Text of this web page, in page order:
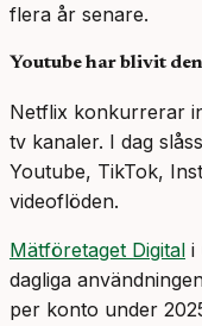
flera år senare.
Youtube har blivit
Netflix konkurrerar
tv kanaler. I dag
Youtube, TikTok,
videoflöden.
Mätföretaget Digital i
dagliga
per konto under